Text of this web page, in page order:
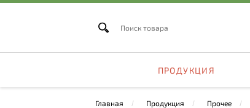
ПРОДУКЦИЯ
Главная Продукция Прочее